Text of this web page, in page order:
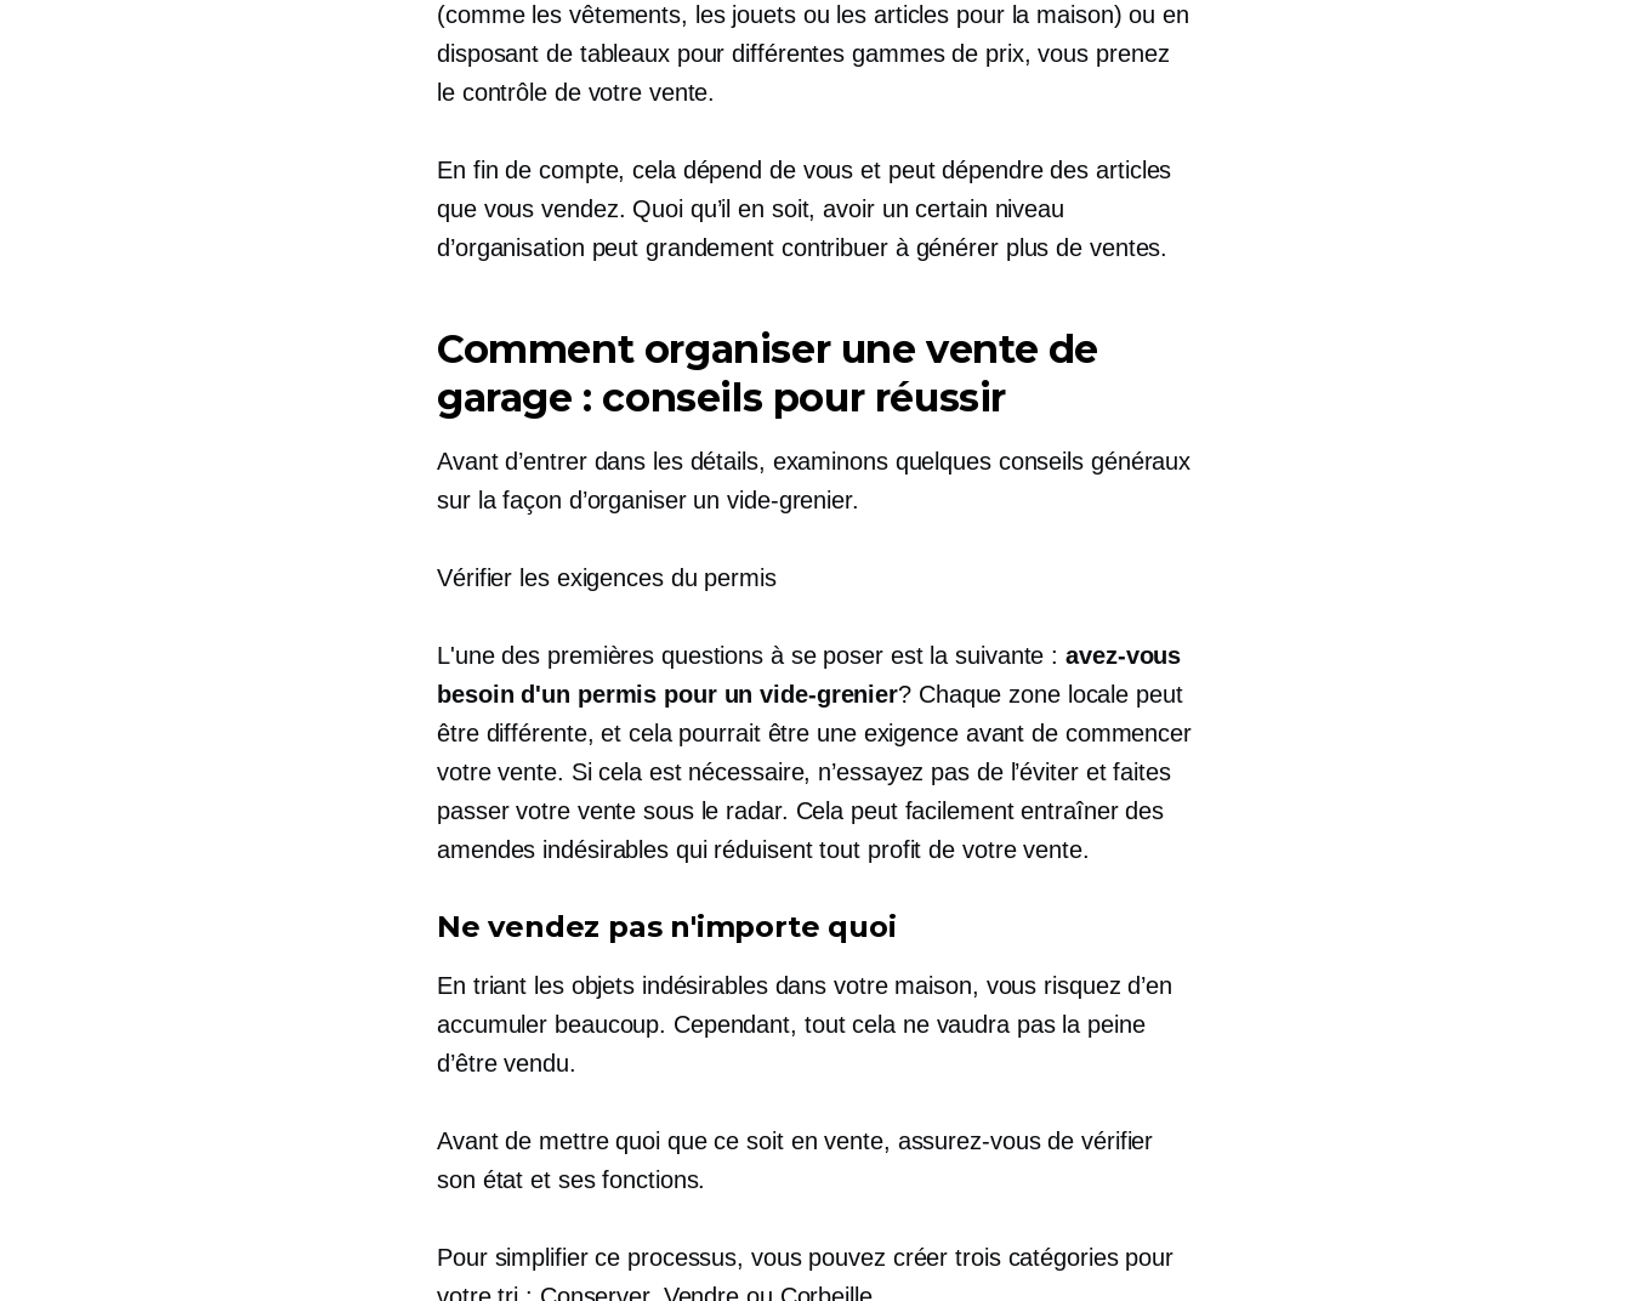
(comme les vêtements, les jouets ou les articles pour la maison) ou en
disposant de tableaux pour différentes gammes de prix, vous prenez
le contrôle de votre vente.
En fin de compte, cela dépend de vous et peut dépendre des articles
que vous vendez. Quoi qu’il en soit, avoir un certain niveau
d’organisation peut grandement contribuer à générer plus de ventes.
Comment organiser une vente de
garage : conseils pour réussir
Avant d’entrer dans les détails, examinons quelques conseils généraux
sur la façon d’organiser un vide-grenier.
Vérifier les exigences du permis
L'une des premières questions à se poser est la suivante :avez-vous
besoin d'un permis pour un vide-grenier? Chaque zone locale peut
être différente, et cela pourrait être une exigence avant de commencer
votre vente. Si cela est nécessaire, n’essayez pas de l’éviter et faites
passer votre vente sous le radar. Cela peut facilement entraîner des
amendes indésirables qui réduisent tout profit de votre vente.
Ne vendez pas n'importe quoi
En triant les objets indésirables dans votre maison, vous risquez d’en
accumuler beaucoup. Cependant, tout cela ne vaudra pas la peine
d’être vendu.
Avant de mettre quoi que ce soit en vente, assurez-vous de vérifier
son état et ses fonctions.
Pour simplifier ce processus, vous pouvez créer trois catégories pour